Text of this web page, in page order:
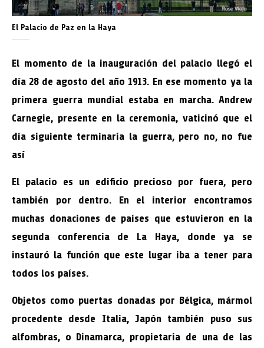
El Palacio de Paz en la Haya
El momento de la inauguración del palacio llegó el
día 28 de agosto del año 1913. En ese momento ya la
primera guerra mundial estaba en marcha. Andrew
Carnegie, presente en la ceremonia, vaticinó que el
día siguiente terminaría la guerra, pero no, no fue
así
El palacio es un edificio precioso por fuera, pero
también por dentro. En el interior encontramos
muchas donaciones de países que estuvieron en la
segunda conferencia de La Haya, donde ya se
instauró la función que este lugar iba a tener para
todos los países.
Objetos como puertas donadas por Bélgica, mármol
procedente desde Italia, Japón también puso sus
alfombras, o Dinamarca, propietaria de una de las